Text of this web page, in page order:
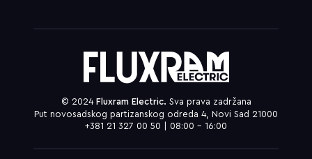
© 2024 Fluxram Electric. Sva prava zadržana
Put novosadskog partizanskog odreda 4, Novi Sad 21000
+381 21 327 00 50 | 08:00 – 16:00